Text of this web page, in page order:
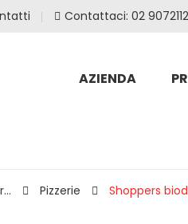
Contattaci: 02
AZIENDA
Pizzerie Shoppers